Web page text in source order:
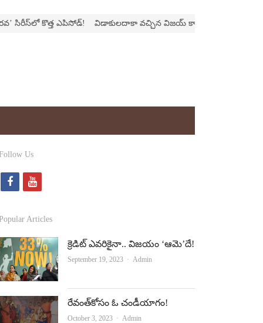
కొత్త ఎపిసోడ్‌! విడాకులదాకా వచ్చిన విజయ్‌ కాపురం
Us
f
c
e
b
o
o
k
y
u
t
u
b
e
Articles
క్రెడిట్‌ ఎవరికైనా.. విజయం ‘ఆమె’దే!
September 19, 2023 Author
Admin
రేవంత్‌కోసం ఓ చండీయాగం!
October 3, 2023 Author
Admin